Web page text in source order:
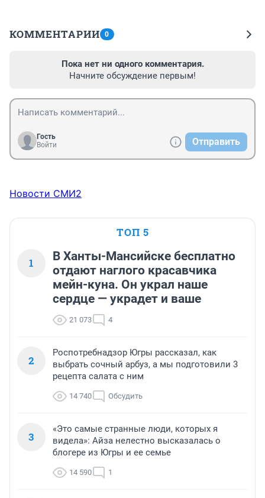
КОММЕНТАРИИ 0
Пока нет ни одного комментария.
Начните обсуждение первым!
Гость
Войти
Отправить
Новости СМИ2
ТОП 5
1
В Ханты-Мансийске бесплатно
отдают наглого красавчика
мейн-куна. Он украл наше
сердце — украдет и ваше
21 073 4
2
Роспотребнадзор Югры рассказал, как
выбрать сочный арбуз, а мы подготовили 3
рецепта салата с ним
14 740 Обсудить
3
«Это самые странные люди, которых я
видела»: Айза нелестно высказалась о
блогере из Югры и ее семье
14 590 1